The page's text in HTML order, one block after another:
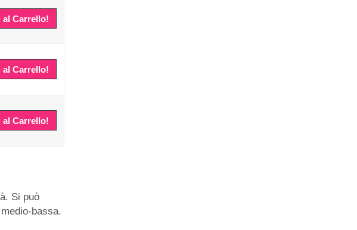
Carrello!
Carrello!
Carrello!
Si può
bassa.